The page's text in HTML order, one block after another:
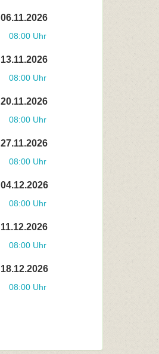
06.11.2026
08:00 Uhr
13.11.2026
08:00 Uhr
20.11.2026
08:00 Uhr
27.11.2026
08:00 Uhr
04.12.2026
08:00 Uhr
11.12.2026
08:00 Uhr
18.12.2026
08:00 Uhr